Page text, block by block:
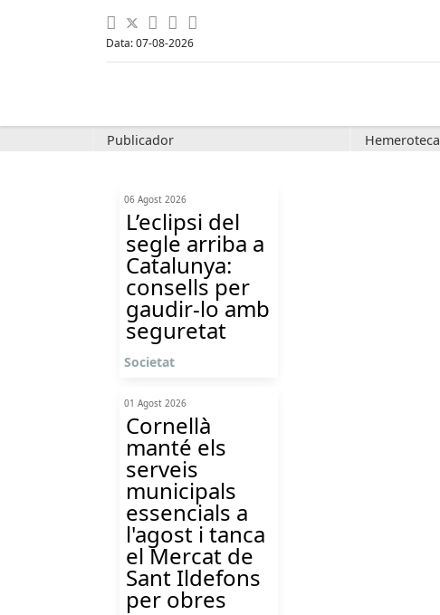
Data: 07-08-2026
Publicador Hemeroteca
06 Agost 2026
L’eclipsi del
segle arriba a
Catalunya:
consells per
gaudir-lo amb
seguretat
Societat
01 Agost 2026
Cornellà
manté els
serveis
municipals
essencials a
l'agost i tanca
el Mercat de
Sant Ildefons
per obres